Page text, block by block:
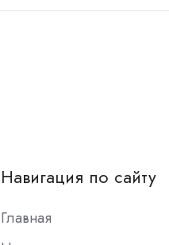
Навигация по сайту
Главная